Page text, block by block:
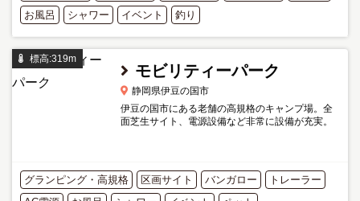
お風呂
シャワー イベント 釣り
標高:319m
モビリティーパーク
静岡県伊豆の国市
伊豆の国市にある老舗の高規格のキャンプ場。全
面芝生サイト、電源設備など非常に設備が充実。
グランピング・高規格 区画サイト バンガロー
トレーラー